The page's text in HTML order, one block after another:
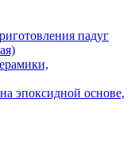
падуг
эпоксидной основе,